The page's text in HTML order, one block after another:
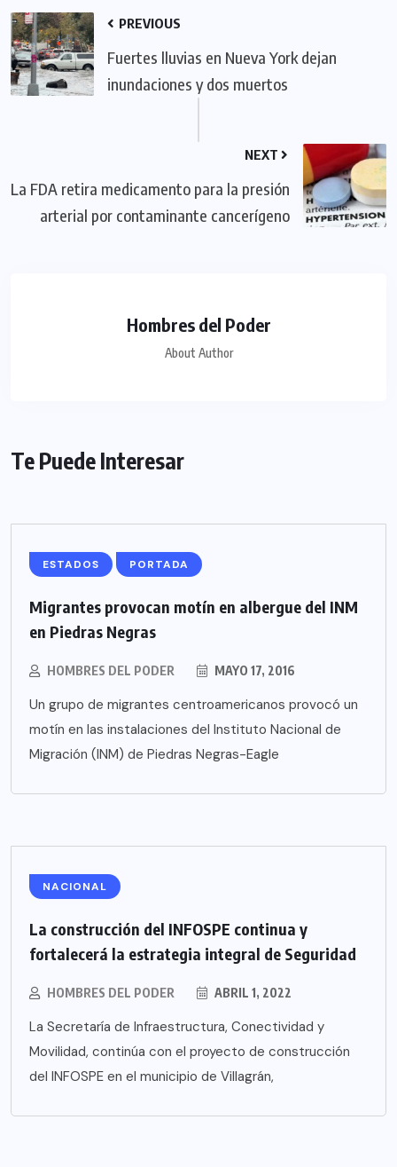
PREVIOUS
Fuertes lluvias en Nueva York dejan
inundaciones y dos muertos
NEXT
La FDA retira medicamento para la presión
arterial por contaminante cancerígeno
Hombres del Poder
About Author
Te Puede Interesar
ESTADOS PORTADA
Migrantes provocan motín en albergue del INM
en Piedras Negras
HOMBRES DEL PODER MAYO 17, 2016
Un grupo de migrantes centroamericanos provocó un
motín en las instalaciones del Instituto Nacional de
Migración (INM) de Piedras Negras-Eagle
NACIONAL
La construcción del INFOSPE continua y
fortalecerá la estrategia integral de Seguridad
HOMBRES DEL PODER ABRIL 1, 2022
La Secretaría de Infraestructura, Conectividad y
Movilidad, continúa con el proyecto de construcción
del INFOSPE en el municipio de Villagrán,